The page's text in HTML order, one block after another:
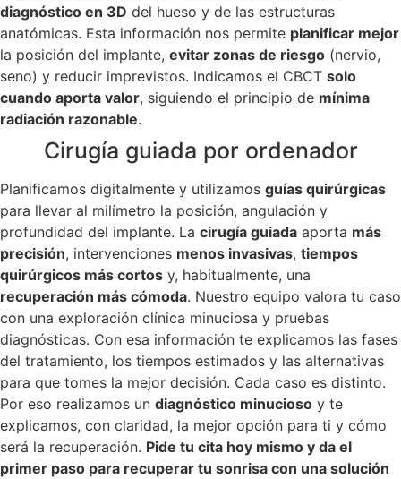
diagnóstico en 3D del hueso y de las estructuras
anatómicas. Esta información nos permite planificar mejor
la posición del implante, evitar zonas de riesgo (nervio,
seno) y reducir imprevistos. Indicamos el CBCT solo
cuando aporta valor, siguiendo el principio de mínima
radiación razonable.
Cirugía guiada por ordenador
Planificamos digitalmente y utilizamos guías quirúrgicas
para llevar al milímetro la posición, angulación y
profundidad del implante. La cirugía guiada aporta más
precisión, intervenciones menos invasivas, tiempos
quirúrgicos más cortos y, habitualmente, una
recuperación más cómoda. Nuestro equipo valora tu caso
con una exploración clínica minuciosa y pruebas
diagnósticas. Con esa información te explicamos las fases
del tratamiento, los tiempos estimados y las alternativas
para que tomes la mejor decisión. Cada caso es distinto.
Por eso realizamos un diagnóstico minucioso y te
explicamos, con claridad, la mejor opción para ti y cómo
será la recuperación. Pide tu cita hoy mismo y da el
primer paso para recuperar tu sonrisa con una solución